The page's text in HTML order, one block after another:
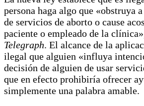
persona haga algo que «obstruya
de servicios de aborto o cause
paciente o empleado de la
Telegraph. El alcance de la
ilegal que alguien «influya
decisión de alguien de usar
que en efecto prohibiría ofrecer
simplemente una palabra amable.